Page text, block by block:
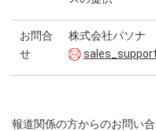
お問合
せ
株式会社パソナ
報道関係の方からのお問い